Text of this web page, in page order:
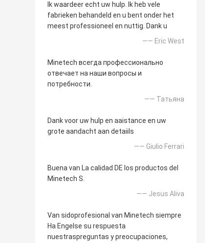
Ik waardeer echt uw hulp. Ik heb vele
fabrieken behandeld en u bent onder het
meest professioneel en nuttig. Dank u
—— Eric West
Minetech всегда профессионально
отвечает на наши вопросы и
потребности.
—— Татьяна
Dank voor uw hulp en aaistance en uw
grote aandacht aan detaiils
—— Giulio Ferrari
Buena van La calidad DE los productos del
Minetech S.
—— Jesus Aliva
Van sidoprofesional van Minetech siempre
Ha Engelse su respuesta
nuestraspreguntas y preocupaciones,